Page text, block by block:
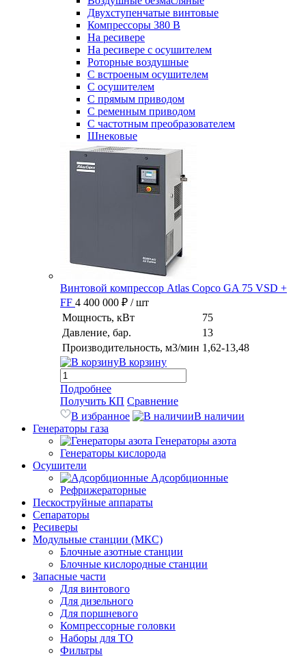
Двухступенчатые винтовые
Компрессоры 380 В
На ресивере
На ресивере с осушителем
Роторные воздушные
С встроеным осушителем
С осушителем
С прямым приводом
С ременным приводом
С частотным преобразователем
Шнековые
Винтовой компрессор Atlas Copco GA 75 VSD +
FF 4 400 000 ₽ / шт
Мощность, кВт
75
Давление, бар.
13
Производительность, м3/мин 1,62-13,48
В корзину
Подробнее
Получить КП Сравнение
В избранное
В наличии
Генераторы газа
Генераторы азота
Генераторы кислорода
Осушители
Адсорбционные
Рефрижераторные
Пескоструйные аппараты
Сепараторы
Ресиверы
Модульные станции (МКС)
Блочные азотные станции
Блочные кислородные станции
Запасные части
Для винтового
Для дизельного
Для поршневого
Компрессорные головки
Наборы для ТО
Фильтры